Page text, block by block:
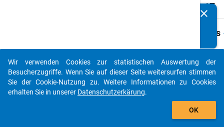
17
Details
H3
Wie
clear
auto_stories
add_shopping_cart
Wir verwenden Cookies zur statistischen Auswertung der
Besucherzugriffe. Wenn Sie auf dieser Seite weitersurfen stimmen
Sie der Cookie-Nutzung zu. Weitere Informationen zu Cookies
erhalten Sie in unserer Datenschutzerkärung.
OK